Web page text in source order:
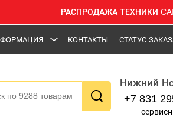
РАСПРОДАЖА ТЕХНИКИ
КОНТАКТЫ СТАТУС
Нижний
+7 831